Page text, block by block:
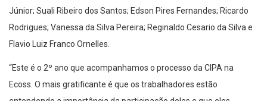
Júnior; Suali Ribeiro dos Santos; Edson Pires Fernandes; Ricardo
Rodrigues; Vanessa da Silva Pereira; Reginaldo Cesario da Silva e
Flavio Luiz Franco Ornelles.
“Este é o 2º ano que acompanhamos o processo da CIPA na
Ecoss. O mais gratificante é que os trabalhadores estão